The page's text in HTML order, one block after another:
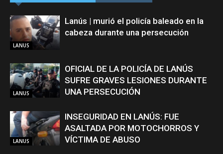
LANUS
Lanús | murió el policía baleado en la
cabeza durante una persecución
LANUS
OFICIAL DE LA POLICÍA DE LANÚS
SUFRE GRAVES LESIONES DURANTE
UNA PERSECUCIÓN
LANUS
INSEGURIDAD EN LANÚS: FUE
ASALTADA POR MOTOCHORROS Y
VÍCTIMA DE ABUSO